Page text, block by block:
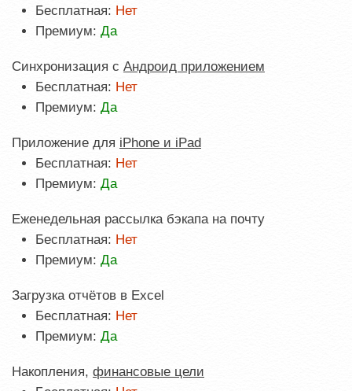
Бесплатная: Нет
Премиум: Да
Синхронизация с Андроид приложением
Бесплатная: Нет
Премиум: Да
Приложение для iPhone и iPad
Бесплатная: Нет
Премиум: Да
Еженедельная рассылка бэкапа на почту
Бесплатная: Нет
Премиум: Да
Загрузка отчётов в Excel
Бесплатная: Нет
Премиум: Да
Накопления, финансовые цели